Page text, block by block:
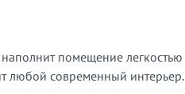
помещение
любой современный интерьер.